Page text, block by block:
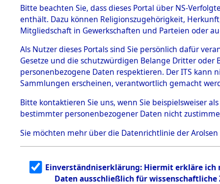
BESTÄNDE
1.
mente
5. Verschiedenes
5.3
Todesmärsche
5.3.1 Alliierte
Erhebungen
zu
Todesmärsch
en
5.3.2
g
5.3.3
Taxöldern
Bitte beachten Sie, dass dieses Portal über NS-
enthält. Dazu können Religionszugehörigkeit,
Mitgliedschaft in Gewerkschaften und Parteien oder
Als Nutzer dieses Portals sind Sie persönlich dafür
Gesetze und die schutzwürdigen Belange Dritter
personenbezogene Daten respektieren. Der ITS
Sammlungen erscheinen, verantwortlich gemacht
Bitte kontaktieren Sie uns, wenn Sie beispielsweiser
bestimmter personenbezogener Daten nicht
Sie möchten mehr über die Datenrichtlinie der Arolsen
Einverständniserklärung: Hiermit erkläre ich
Daten ausschließlich für